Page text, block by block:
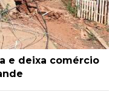
e deixa comércio